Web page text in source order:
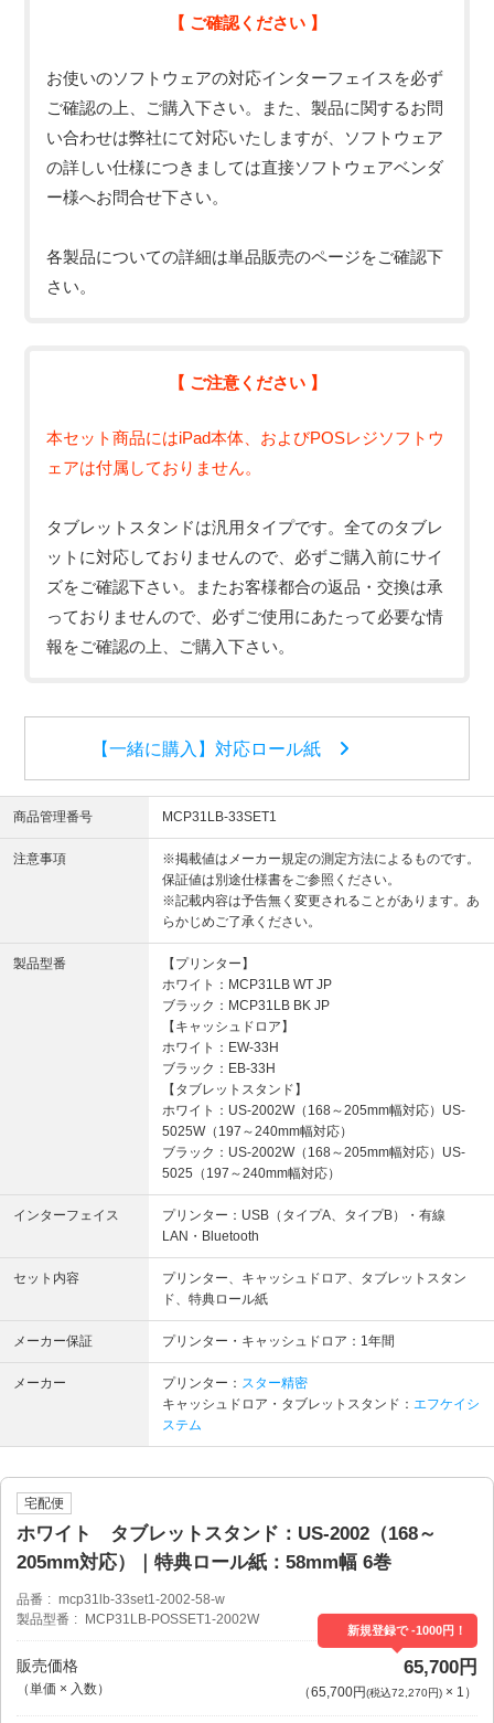
【 ご確認ください 】
お使いのソフトウェアの対応インターフェイスを必ず
ご確認の上、ご購入下さい。また、製品に関するお問
い合わせは弊社にて対応いたしますが、ソフトウェア
の詳しい仕様につきましては直接ソフトウェアベンダ
ー様へお問合せ下さい。
各製品についての詳細は単品販売のページをご確認下
さい。
【 ご注意ください 】
本セット商品にはiPad本体、およびPOSレジソフトウ
ェアは付属しておりません。
タブレットスタンドは汎用タイプです。全てのタブレ
ットに対応しておりませんので、必ずご購入前にサイ
ズをご確認下さい。またお客様都合の返品・交換は承
っておりませんので、必ずご使用にあたって必要な情
報をご確認の上、ご購入下さい。
【一緒に購入】対応ロール紙
商品管理番号 MCP31LB-33SET1
注意事項
※掲載値はメーカー規定の測定方法によるものです。
保証値は別途仕様書をご参照ください。
※記載内容は予告無く変更されることがあります。あ
らかじめご了承ください。
製品型番
【プリンター】
ホワイト：MCP31LB WT JP
ブラック：MCP31LB BK JP
【キャッシュドロア】
ホワイト：EW-33H
ブラック：EB-33H
【タブレットスタンド】
ホワイト：US-2002W（168～205mm幅対応）US-
5025W（197～240mm幅対応）
ブラック：US-2002W（168～205mm幅対応）US-
5025（197～240mm幅対応）
インターフェイス
プリンター：USB（タイプA、タイプB）・有線
LAN・Bluetooth
セット内容
プリンター、キャッシュドロア、タブレットスタン
ド、特典ロール紙
メーカー保証 プリンター・キャッシュドロア：1年間
メーカー プリンター： スター精密
キャッシュドロア・タブレットスタンド：エフケイシ
ステム
宅配便
ホワイト タブレットスタンド：US-2002（168～
205mm対応）｜特典ロール紙：58mm幅 6巻
品番
mcp31lb-33set1-2002-58-w
製品型番
MCP31LB-POSSET1-2002W
販売価格
（単価 × 入数）
新規登録で -1000円！
65,700円
（65,700円(税込72,270円)× 1 ）